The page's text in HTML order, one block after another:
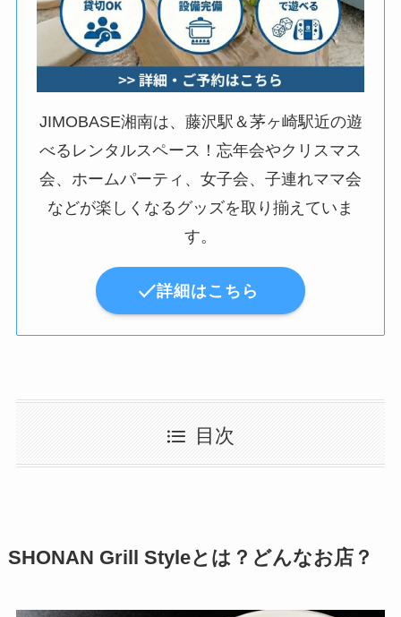
JIMOBASE湘南は、藤沢駅＆茅ヶ崎駅近の遊
べるレンタルスペース！忘年会やクリスマス
会、ホームパーティ、女子会、子連れママ会
などが楽しくなるグッズを取り揃えていま
す。
詳細はこちら
目次
SHONAN Grill Styleとは？どんなお店？